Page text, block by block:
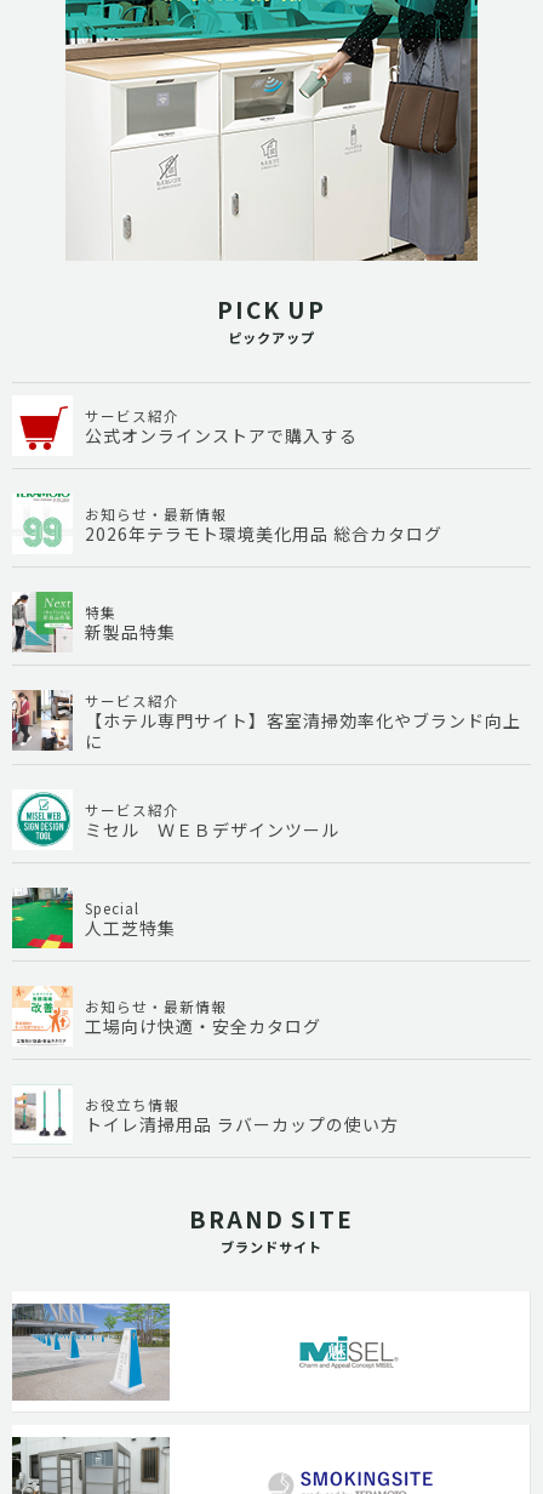
PICK UP
ピックアップ
サービス紹介
公式オンラインストアで購入する
お知らせ・最新情報
2026年テラモト環境美化用品 総合カタログ
特集
新製品特集
サービス紹介
【ホテル専門サイト】客室清掃効率化やブランド向上
に
サービス紹介
ミセル ＷＥＢデザインツール
Special
人工芝特集
お知らせ・最新情報
工場向け快適・安全カタログ
お役立ち情報
トイレ清掃用品 ラバーカップの使い方
BRAND SITE
ブランドサイト